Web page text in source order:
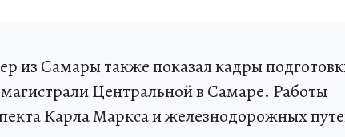
из Самары также показал кадры
магистрали Центральной в Самаре. Работы
Карла Маркса и железнодорожных